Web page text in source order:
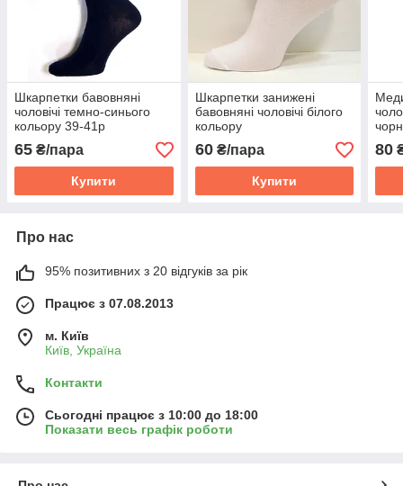
Шкарпетки бавовняні
чоловічі темно-синього
кольору 39-41р
65 ₴/пара
Купити
Шкарпетки занижені
бавовняні чоловічі білого
кольору
60₴/пара
Купити
80
Про нас
95% позитивних з 20 відгуків за рік
Працює з 07.08.2013
м. Київ
Київ, Україна
Контакти
Сьогодні працює з 10:00 до 18:00
Показати весь графік роботи